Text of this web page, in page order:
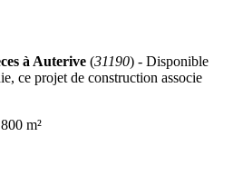
à Auterive (31190) - Disponible
ce projet de construction associe
m²